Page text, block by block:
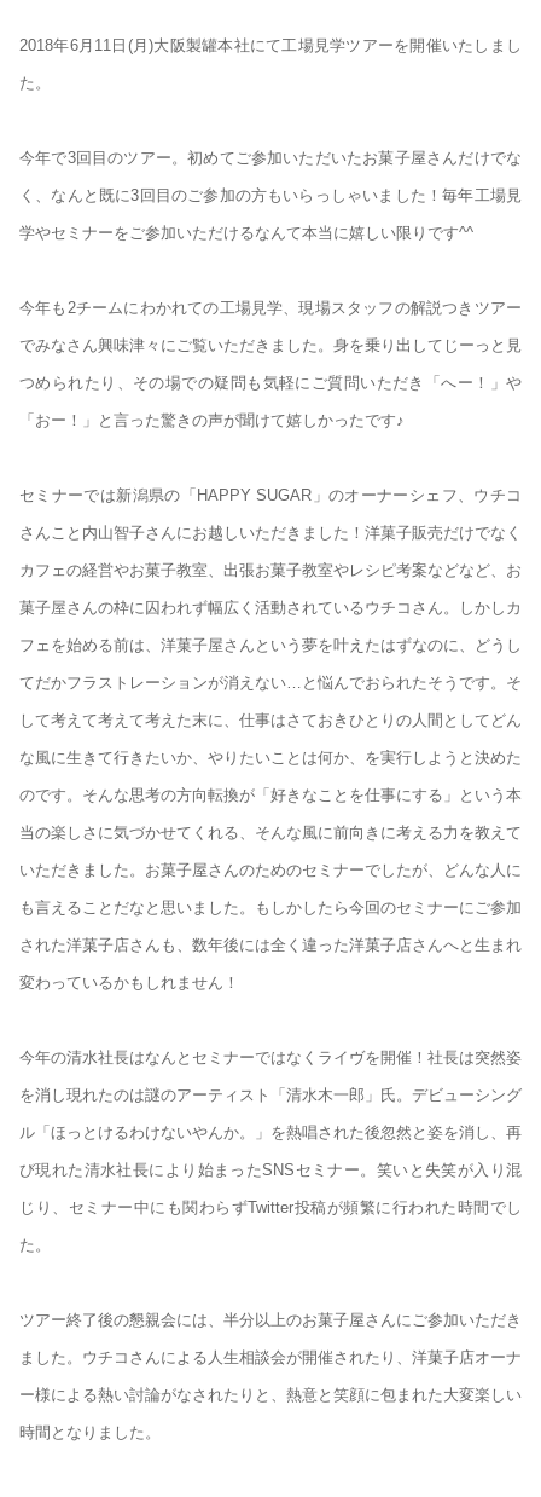
2018年6月11日(月)大阪製罐本社にて工場見学ツアーを開催いたしまし
た。
今年で3回目のツアー。初めてご参加いただいたお菓子屋さんだけでな
く、なんと既に3回目のご参加の方もいらっしゃいました！毎年工場見
学やセミナーをご参加いただけるなんて本当に嬉しい限りです^^
今年も2チームにわかれての工場見学、現場スタッフの解説つきツアー
でみなさん興味津々にご覧いただきました。身を乗り出してじーっと見
つめられたり、その場での疑問も気軽にご質問いただき「へー！」や
「おー！」と言った驚きの声が聞けて嬉しかったです♪
セミナーでは新潟県の「HAPPY SUGAR」のオーナーシェフ、ウチコ
さんこと内山智子さんにお越しいただきました！洋菓子販売だけでなく
カフェの経営やお菓子教室、出張お菓子教室やレシピ考案などなど、お
菓子屋さんの枠に囚われず幅広く活動されているウチコさん。しかしカ
フェを始める前は、洋菓子屋さんという夢を叶えたはずなのに、どうし
てだかフラストレーションが消えない…と悩んでおられたそうです。そ
して考えて考えて考えた末に、仕事はさておきひとりの人間としてどん
な風に生きて行きたいか、やりたいことは何か、を実行しようと決めた
のです。そんな思考の方向転換が「好きなことを仕事にする」という本
当の楽しさに気づかせてくれる、そんな風に前向きに考える力を教えて
いただきました。お菓子屋さんのためのセミナーでしたが、どんな人に
も言えることだなと思いました。もしかしたら今回のセミナーにご参加
された洋菓子店さんも、数年後には全く違った洋菓子店さんへと生まれ
変わっているかもしれません！
今年の清水社長はなんとセミナーではなくライヴを開催！社長は突然姿
を消し現れたのは謎のアーティスト「清水木一郎」氏。デビューシング
ル「ほっとけるわけないやんか。」を熱唱された後忽然と姿を消し、再
び現れた清水社長により始まったSNSセミナー。笑いと失笑が入り混
じり、セミナー中にも関わらずTwitter投稿が頻繁に行われた時間でし
た。
ツアー終了後の懇親会には、半分以上のお菓子屋さんにご参加いただき
ました。ウチコさんによる人生相談会が開催されたり、洋菓子店オーナ
ー様による熱い討論がなされたりと、熱意と笑顔に包まれた大変楽しい
時間となりました。